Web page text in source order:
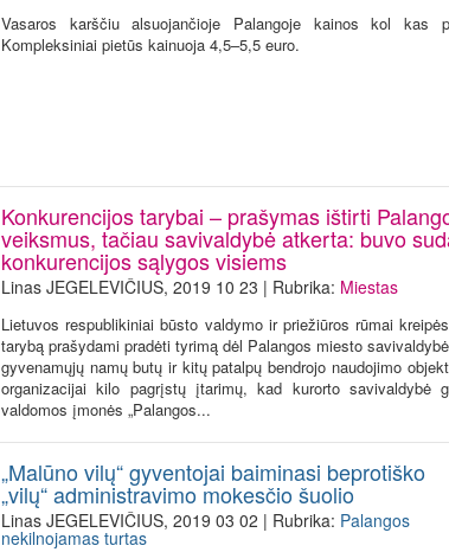
Vasaros karščiu alsuojančioje Palangoje kainos kol kas
Kompleksiniai pietūs kainuoja 4,5–5,5 euro.
Konkurencijos tarybai – prašymas ištirti
veiksmus, tačiau savivaldybė atkerta: buvo
konkurencijos sąlygos visiems
Linas JEGELEVIČIUS, 2019 10 23 | Rubrika: Miestas
Lietuvos respublikiniai būsto valdymo ir priežiūros rūmai
tarybą prašydami pradėti tyrimą dėl Palangos miesto
gyvenamųjų namų butų ir kitų patalpų bendrojo naudojimo
organizacijai kilo pagrįstų įtarimų, kad kurorto savivaldybė
valdomos įmonės „Palangos...
„Malūno vilų“ gyventojai baiminasi beprotiško
„vilų“ administravimo mokesčio šuolio
Linas JEGELEVIČIUS, 2019 03 02 | Rubrika: Palangos
nekilnojamas turtas